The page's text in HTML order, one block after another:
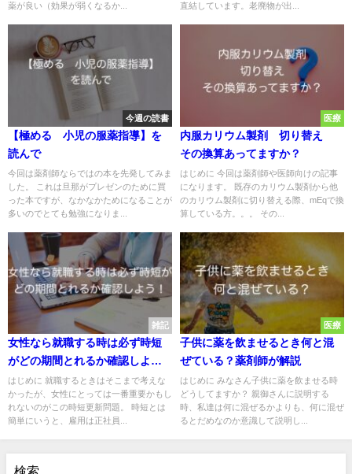
薬が良い（効果が弱くなるか...
直結しています。老廃物が出...
今週の読書
【極める 小児の服薬指導】を
読んで
今回は薬剤師ならではの本を先発してみま
した。 これは旦那がプレゼンのために買
った本ですが、なかなかためになることが
多いのでとても勉強になりま...
医療
内服カリウム製剤 切り替え
その換算あってますか？
はじめに 今回は薬剤師や医師向けの記事
になります。 既存のカリウム製剤から他
のカリウム製剤に切り替える際、mEqで換
算している方。。。 その...
雑記
女性なら就職する時は必ず時短
がどの期間とれるか確認しよ
う！
はじめに 就職するときはそこまで考えな
かったが、女性にとっては一番重要かもし
れないのがこの時短更新問題。 時短とは
簡単にいうと、雇用は正社員...
医療
子供に薬を飲ませるとき何と混
ぜている？薬剤師が解説
はじめに みなさん子供に薬を飲ませる時
どうしてますか？ 親御さんに説明する
時、私達は何に混ぜるかよりも、何に混ぜ
るとだめなのか意識して説明し...
検索